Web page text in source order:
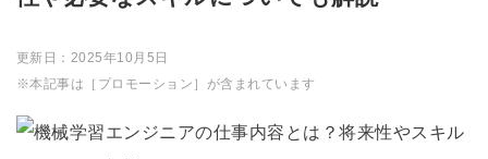
更新日： 2025年10月5日
※本記事は［プロモーション］が含まれています